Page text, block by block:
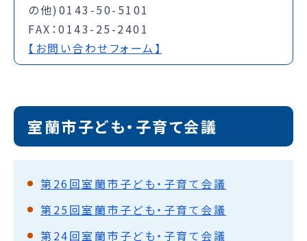
の他)0143-50-5101
FAX：0143-25-2401
【お問い合わせフォーム】
室蘭市子ども・子育て会議
第26回室蘭市子ども・子育て会議
第25回室蘭市子ども・子育て会議
第24回室蘭市子ども・子育て会議